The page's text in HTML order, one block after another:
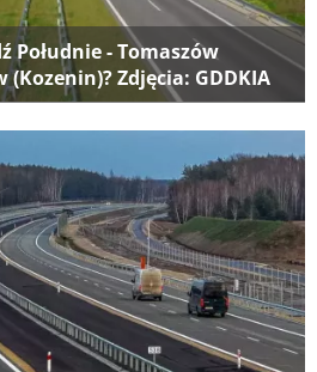
Południe - Tomaszów
Zdjęcia: GDDKIA